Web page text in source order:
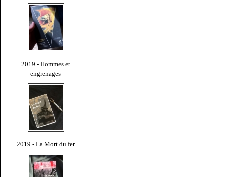
2019 - Hommes et
engrenages
2019 - La Mort du fer